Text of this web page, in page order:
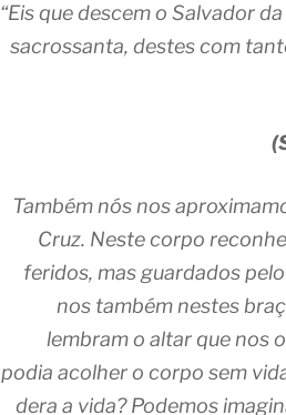
“Eis que descem o Salvador
sacrossanta, destes com
Também nós nos
Cruz. Neste corpo
feridos, mas guardados
nos também nestes
lembram o altar que nos
podia acolher o corpo sem
dera a vida? Podemos